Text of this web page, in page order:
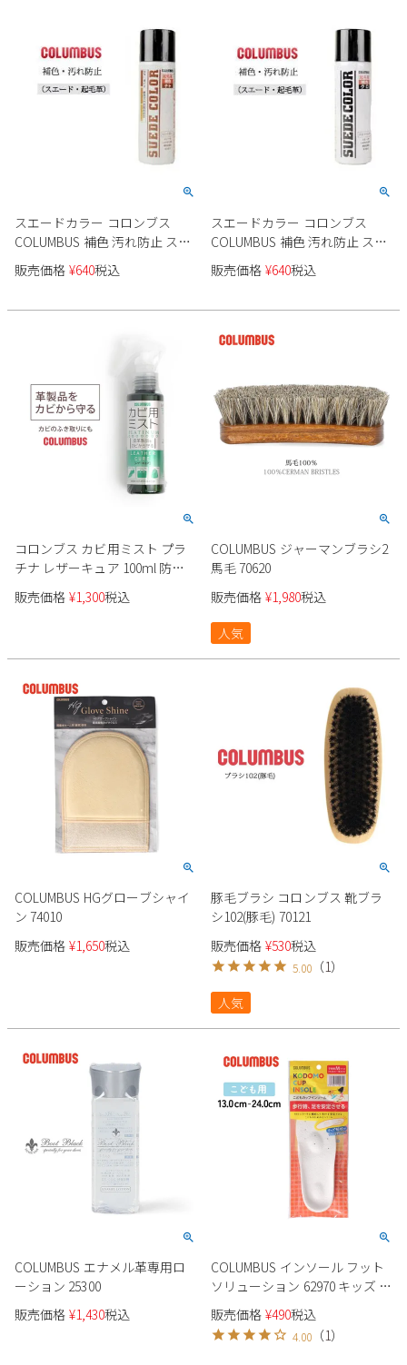
スエードカラー コロンブス
COLUMBUS 補色 汚れ防止 スプ
レータイプ ブラウン 茶 ミニサ
イズ 65ml 靴 お手入れ 14130
販売価格 ¥640税込
スエードカラー コロンブス
COLUMBUS 補色 汚れ防止 スプ
レータイプ ブラック 黒 ミニサ
イズ 65ml 靴 お手入れ 14130
販売価格 ¥640税込
コロンブス カビ用ミスト プラ
チナ レザーキュア 100ml 防カ
ビ カビ取り 靴 ブーツ
COLUMBUS 29820
販売価格 ¥1,300税込
COLUMBUS ジャーマンブラシ2
馬毛 70620
販売価格 ¥1,980税込
人気
COLUMBUS HGグローブシャイ
ン 74010
販売価格 ¥1,650税込
豚毛ブラシ コロンブス 靴ブラ
シ102(豚毛) 70121
販売価格 ¥530税込
5.00 （1）
人気
COLUMBUS エナメル革専用ロ
ーション 25300
販売価格 ¥1,430税込
COLUMBUS インソール フット
ソリューション 62970 キッズ ネ
コポス
販売価格 ¥490税込
4.00 （1）